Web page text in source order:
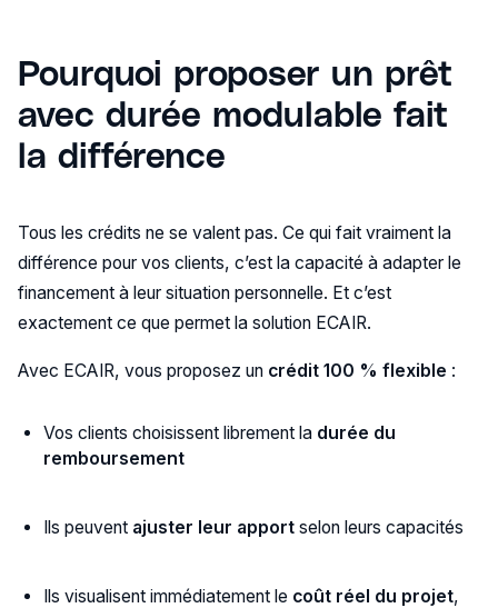
Pourquoi proposer un prêt
avec durée modulable fait
la différence
Tous les crédits ne se valent pas. Ce qui fait vraiment la
différence pour vos clients, c’est la capacité à adapter le
financement à leur situation personnelle. Et c’est
exactement ce que permet la solution ECAIR.
Avec ECAIR, vous proposez un crédit 100 % flexible :
Vos clients choisissent librement la durée du
remboursement
Ils peuvent ajuster leur apport selon leurs capacités
Ils visualisent immédiatement le coût réel du projet,